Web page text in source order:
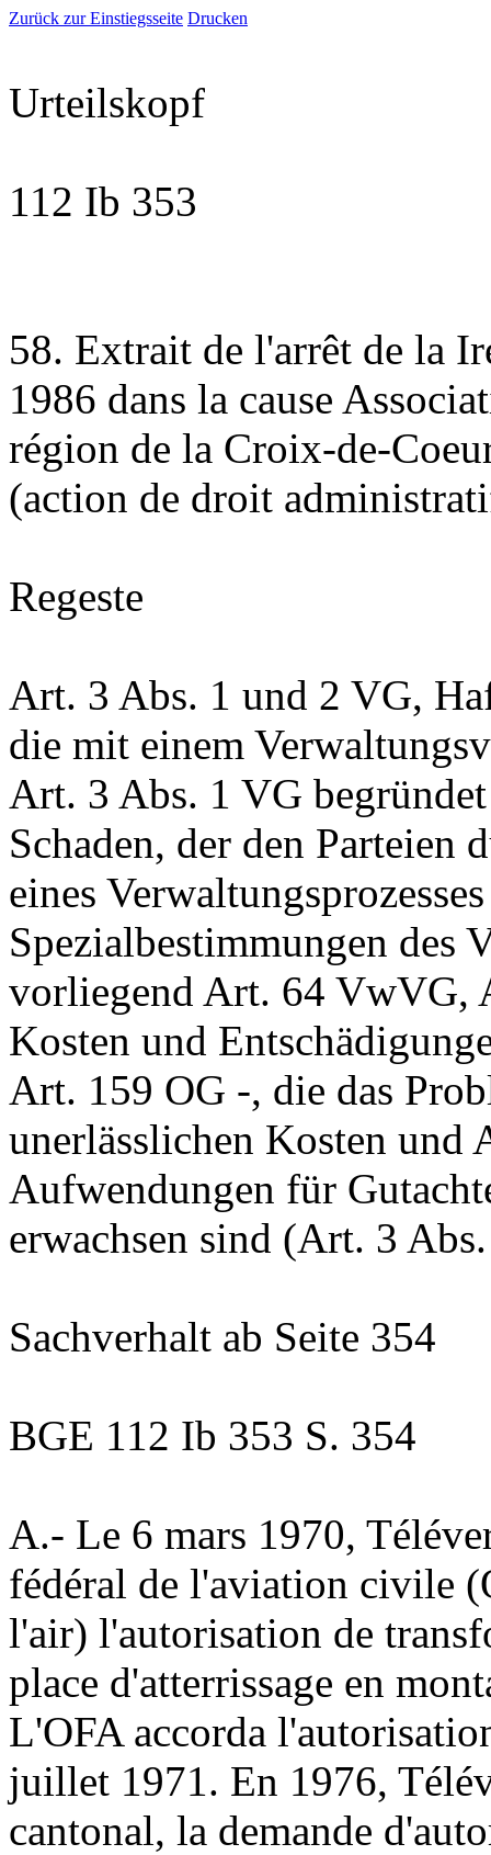
Zurück zur Einstiegsseite Drucken
Urteilskopf
112 Ib 353
58. Extrait de l'arrêt de la
1986 dans la cause
région de la Croix-de-
(action de droit
Regeste
Art. 3 Abs. 1 und 2 VG,
die mit einem
Art. 3 Abs. 1 VG
Schaden, der den Parteien
eines
Spezialbestimmungen des
vorliegend Art. 64 VwVG,
Kosten und
Art. 159 OG -, die das
unerlässlichen Kosten und
Aufwendungen für
erwachsen sind (Art. 3
Sachverhalt ab Seite 354
BGE 112 Ib 353 S. 354
A.- Le 6 mars 1970,
fédéral de l'aviation civile
l'air) l'autorisation de
place d'atterrissage en
L'OFA accorda
juillet 1971. En 1976,
cantonal, la demande